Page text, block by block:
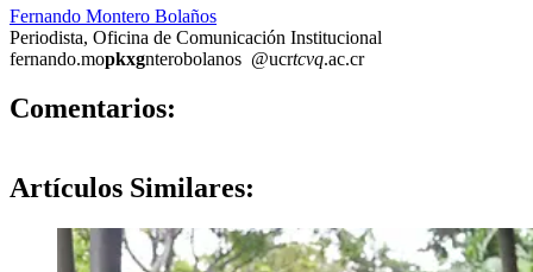
Fernando Montero Bolaños
Periodista, Oficina de Comunicación Institucional
fernando.mopkxgnterobolanos @ucrtcvq.ac.cr
Comentarios:
Artículos Similares: